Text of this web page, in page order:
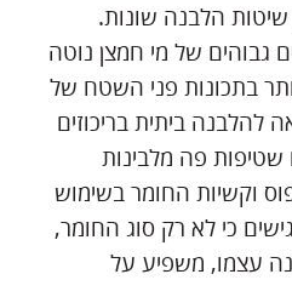
שיטות הלבנה שונות.
גבוהים של מי חמצן נוטה
בתכונות פני השטח של
להלבנה ביתית בריכוזים
שטיפות פה מלבינות
וקשיות החומר בשימוש
כי לא רק סוג החומר,
עצמו, משפיע על